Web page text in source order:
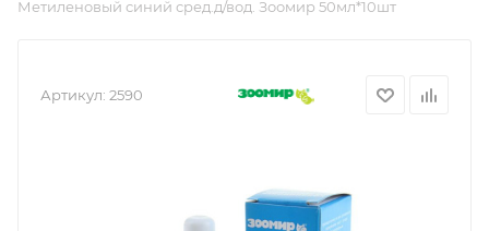
Метиленовый синий сред.д/вод. Зоомир 50мл*10шт
Артикул: 2590